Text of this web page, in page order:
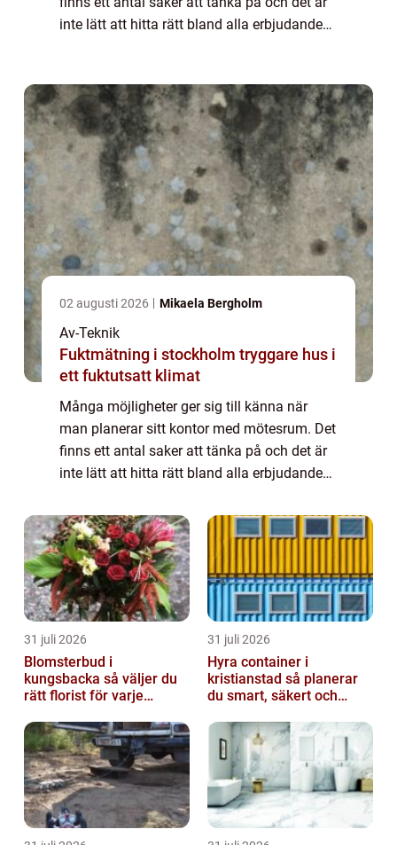
inte lätt att hitta rätt bland alla erbjudanden
02 augusti 2026 Mikaela Bergholm
Av-Teknik
Fuktmätning i stockholm tryggare hus i
ett fuktutsatt klimat
Många möjligheter ger sig till känna när
man planerar sitt kontor med mötesrum. Det
finns ett antal saker att tänka på och det är
inte lätt att hitta rätt bland alla erbjudanden
31 juli 2026
Blomsterbud i
kungsbacka så väljer du
rätt florist för varje
31 juli 2026
Hyra container i
kristianstad så planerar
du smart, säkert och